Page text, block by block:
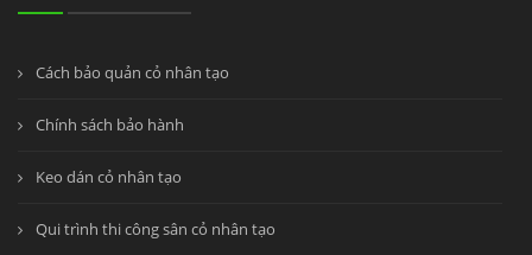
Cách bảo quản cỏ nhân tạo
Chính sách bảo hành
Keo dán cỏ nhân tạo
Qui trình thi công sân cỏ nhân tạo